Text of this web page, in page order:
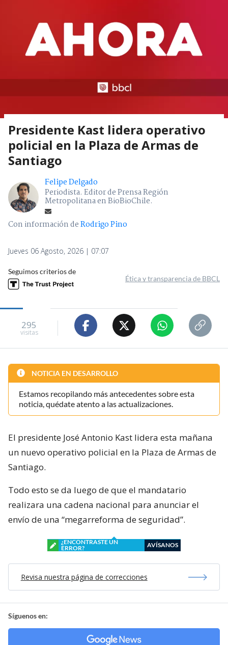
Presidente Kast lidera operativo
policial en la Plaza de Armas de
Santiago
Felipe Delgado
Periodista. Editor de Prensa Región
Metropolitana en BioBioChile.
Con información deRodrigo Pino
Jueves 06 Agosto, 2026 | 07:07
Seguimos criterios de
Ética y transparencia de BBCL
295
visitas
NOTICIA EN DESARROLLO
Estamos recopilando más antecedentes sobre esta
noticia, quédate atento a las actualizaciones.
El presidente José Antonio Kast lidera esta mañana
un nuevo operativo policial en la Plaza de Armas de
Santiago.
Todo esto se da luego de que el mandatario
realizara una cadena nacional para anunciar el
envío de una “megarreforma de seguridad”.
¿ENCONTRASTE UN
ERROR?
AVÍSANOS
Revisa nuestra página de correcciones
Síguenos en: